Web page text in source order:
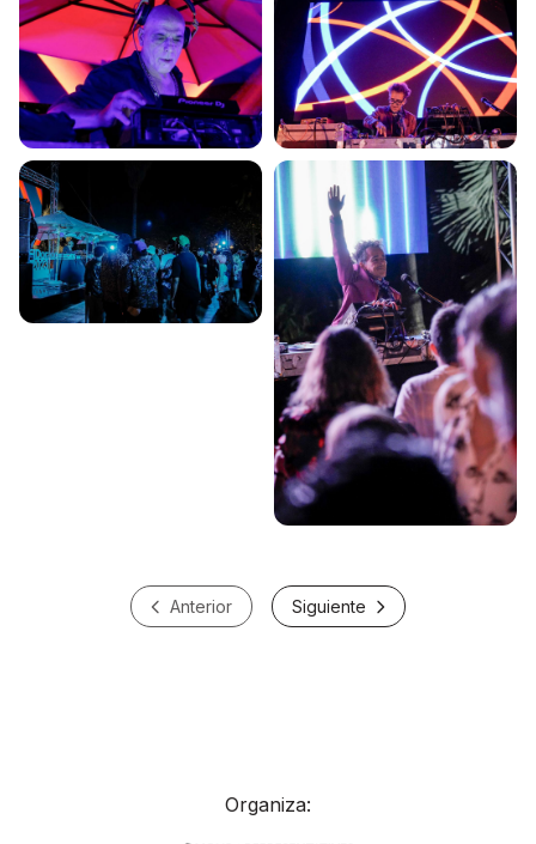
Anterior Siguiente
Organiza: